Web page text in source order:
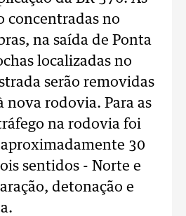
concentradas no
na saída de Ponta
localizadas no
serão removidas
nova rodovia. Para as
na rodovia foi
30
sentidos - Norte e
detonação e